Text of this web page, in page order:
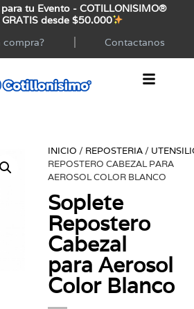
tu Evento - COTILLONISIMO®
GRATIS desde $50.000
compra?
Contactanos
INICIO / REPOSTERIA /
REPOSTERO CABEZAL PARA
AEROSOL COLOR BLANCO
Soplete
Repostero
Cabezal
para Aerosol
Color Blanco